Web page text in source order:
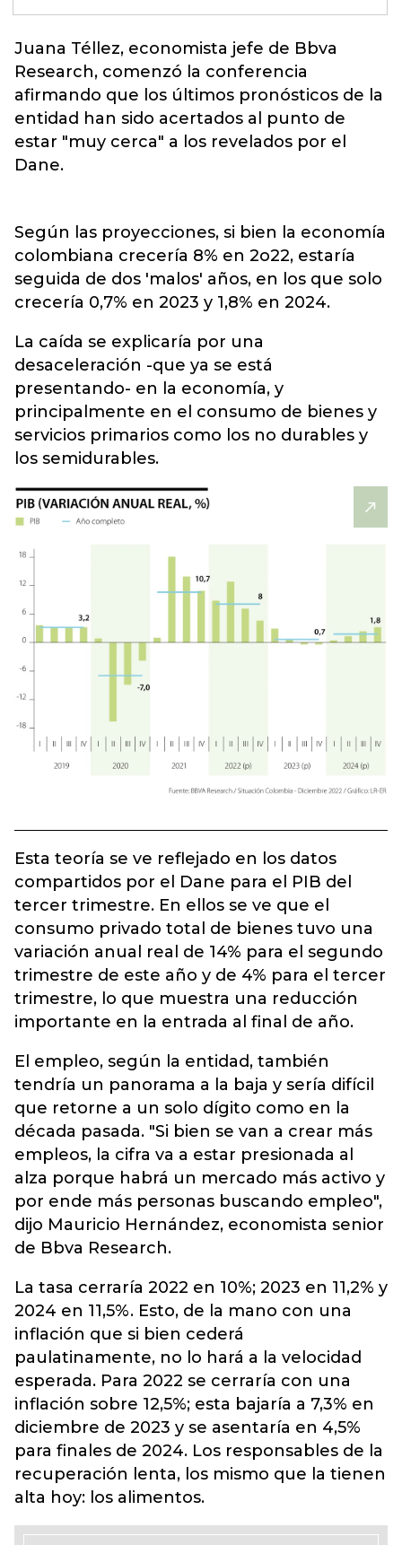
Juana Téllez, economista jefe de Bbva
Research, comenzó la conferencia
afirmando que los últimos pronósticos de la
entidad han sido acertados al punto de
estar "muy cerca" a los revelados por el
Dane.
Según las proyecciones, si bien la economía
colombiana crecería 8% en 2o22, estaría
seguida de dos 'malos' años, en los que solo
crecería 0,7% en 2023 y 1,8% en 2024.
La caída se explicaría por una
desaceleración -que ya se está
presentando- en la economía, y
principalmente en el consumo de bienes y
servicios primarios como los no durables y
los semidurables.
Esta teoría se ve reflejado en los datos
compartidos por el Dane para el PIB del
tercer trimestre. En ellos se ve que el
consumo privado total de bienes tuvo una
variación anual real de 14% para el segundo
trimestre de este año y de 4% para el tercer
trimestre, lo que muestra una reducción
importante en la entrada al final de año.
El empleo, según la entidad, también
tendría un panorama a la baja y sería difícil
que retorne a un solo dígito como en la
década pasada. "Si bien se van a crear más
empleos, la cifra va a estar presionada al
alza porque habrá un mercado más activo y
por ende más personas buscando empleo",
dijo Mauricio Hernández, economista senior
de Bbva Research.
La tasa cerraría 2022 en 10%; 2023 en 11,2% y
2024 en 11,5%. Esto, de la mano con una
inflación que si bien cederá
paulatinamente, no lo hará a la velocidad
esperada. Para 2022 se cerraría con una
inflación sobre 12,5%; esta bajaría a 7,3% en
diciembre de 2023 y se asentaría en 4,5%
para finales de 2024. Los responsables de la
recuperación lenta, los mismo que la tienen
alta hoy: los alimentos.